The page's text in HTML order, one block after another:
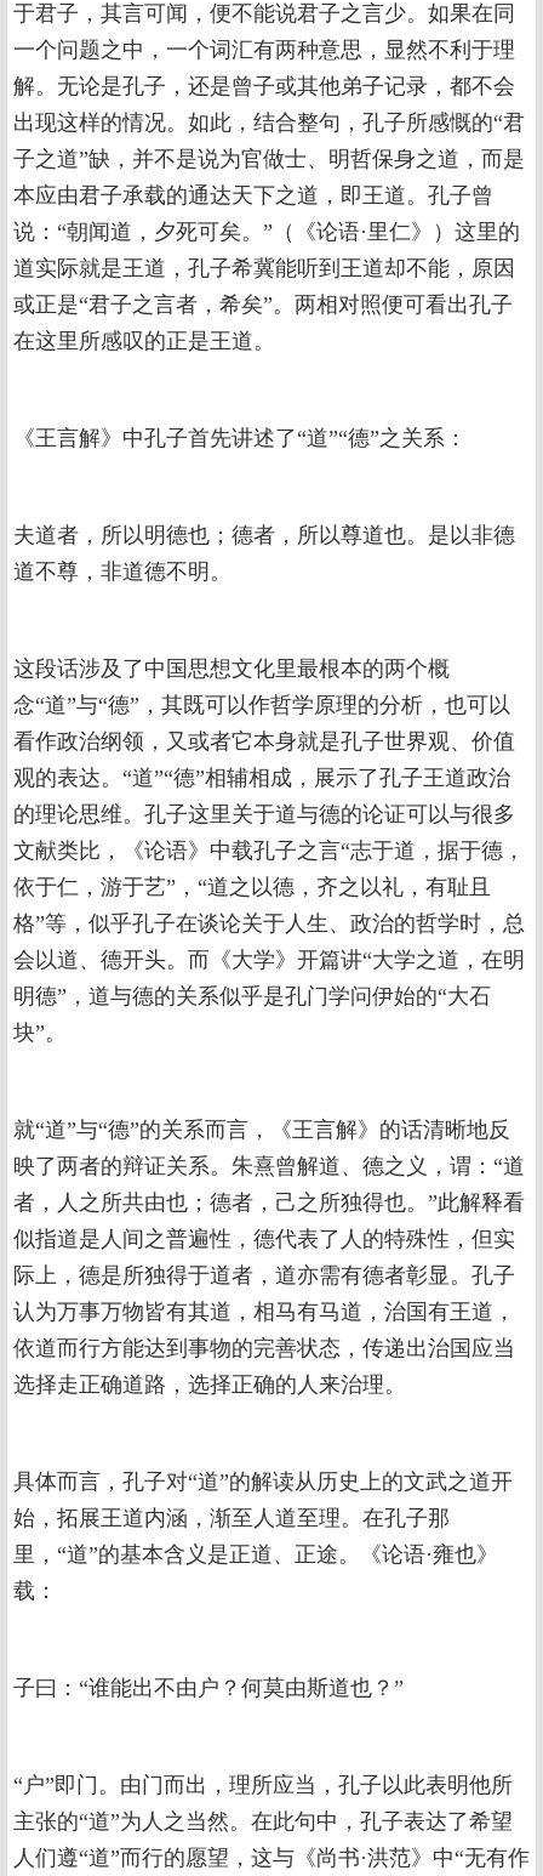
于君子，其言可闻，便不能说君子之言少。如果在同
一个问题之中，一个词汇有两种意思，显然不利于理
解。无论是孔子，还是曾子或其他弟子记录，都不会
出现这样的情况。如此，结合整句，孔子所感慨的“君
子之道”缺，并不是说为官做士、明哲保身之道，而是
本应由君子承载的通达天下之道，即王道。孔子曾
说：“朝闻道，夕死可矣。”（《论语·里仁》）这里的
道实际就是王道，孔子希冀能听到王道却不能，原因
或正是“君子之言者，希矣”。两相对照便可看出孔子
在这里所感叹的正是王道。
《王言解》中孔子首先讲述了“道”“德”之关系：
夫道者，所以明德也；德者，所以尊道也。是以非德
道不尊，非道德不明。
这段话涉及了中国思想文化里最根本的两个概
念“道”与“德”，其既可以作哲学原理的分析，也可以
看作政治纲领，又或者它本身就是孔子世界观、价值
观的表达。“道”“德”相辅相成，展示了孔子王道政治
的理论思维。孔子这里关于道与德的论证可以与很多
文献类比，《论语》中载孔子之言“志于道，据于德，
依于仁，游于艺”，“道之以德，齐之以礼，有耻且
格”等，似乎孔子在谈论关于人生、政治的哲学时，总
会以道、德开头。而《大学》开篇讲“大学之道，在明
明德”，道与德的关系似乎是孔门学问伊始的“大石
块”。
就“道”与“德”的关系而言，《王言解》的话清晰地反
映了两者的辩证关系。朱熹曾解道、德之义，谓：“道
者，人之所共由也；德者，己之所独得也。”此解释看
似指道是人间之普遍性，德代表了人的特殊性，但实
际上，德是所独得于道者，道亦需有德者彰显。孔子
认为万事万物皆有其道，相马有马道，治国有王道，
依道而行方能达到事物的完善状态，传递出治国应当
选择走正确道路，选择正确的人来治理。
具体而言，孔子对“道”的解读从历史上的文武之道开
始，拓展王道内涵，渐至人道至理。在孔子那
里，“道”的基本含义是正道、正途。《论语·雍也》
载：
子曰：“谁能出不由户？何莫由斯道也？”
“户”即门。由门而出，理所应当，孔子以此表明他所
主张的“道”为人之当然。在此句中，孔子表达了希望
人们遵“道”而行的愿望，这与《尚书·洪范》中“无有作